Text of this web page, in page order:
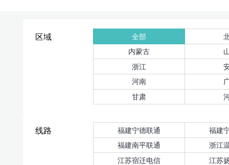
区域 全部
内蒙古
浙江
河南
甘肃
线路 福建宁德联通
福建
福建南平联通
浙江
江苏宿迁电信
江苏